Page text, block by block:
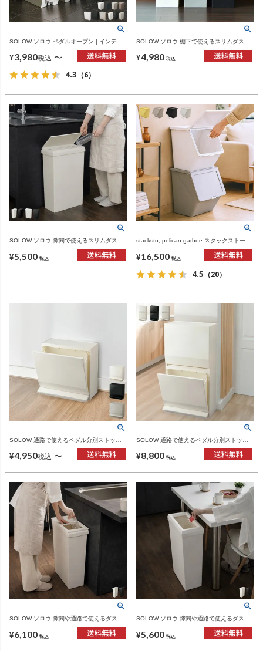
SOLOW ソロウ ペダルオープン | インテリ
¥3,980税込 〜
4.3 （6）
SOLOW ソロウ 棚下で使えるスリムダスト
雑貨・ゴミ箱
¥4,980 税込
SOLOW ソロウ 隙間で使えるスリムダスト
ボックス タテ開き/ヨコ開き 40L | インテリ
ア雑貨・ゴミ箱
¥5,500 税込
stacksto, pelican garbee スタックストー ペ
リカン ガービー 38L 3個セット | インテリ
ア雑貨・ゴミ箱
¥16,500 税込
4.5 （20）
SOLOW 通路で使えるペダル分別ストッカ
¥4,950税込 〜
SOLOW 通路で使えるペダル分別ストッカ
¥8,800 税込
SOLOW ソロウ 隙間や通路で使えるダスト
ボックス スライド 40L | インテリア雑貨・
ゴミ箱
¥6,100 税込
SOLOW ソロウ 隙間や通路で使えるダスト
ボックス フルオープン 40L | インテリア雑
貨・ゴミ箱
¥5,600 税込